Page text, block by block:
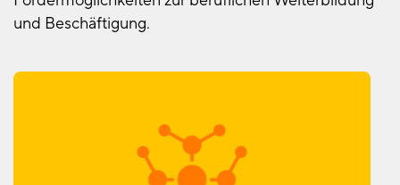
und Beschäftigung.